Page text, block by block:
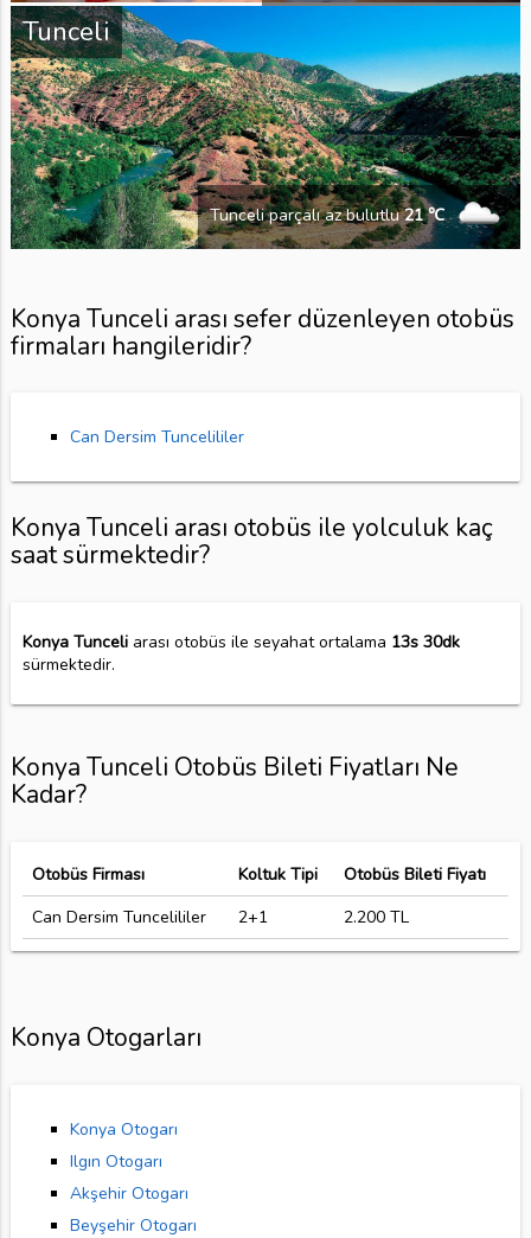
Tunceli
Tunceli parçalı az bulutlu21 ℃
Konya Tunceli arası sefer düzenleyen otobüs
firmaları hangileridir?
Can Dersim Tuncelililer
Konya Tunceli arası otobüs ile yolculuk kaç
saat sürmektedir?
Konya Tunceliarası otobüs ile seyahat ortalama 13s 30dk
sürmektedir.
Konya Tunceli Otobüs Bileti Fiyatları Ne
Kadar?
Otobüs Firması Koltuk Tipi
Otobüs Bileti Fiyatı
Can Dersim Tuncelililer
2+1 2.200 TL
Konya Otogarları
Konya Otogarı
Ilgın Otogarı
Akşehir Otogarı
Beyşehir Otogarı